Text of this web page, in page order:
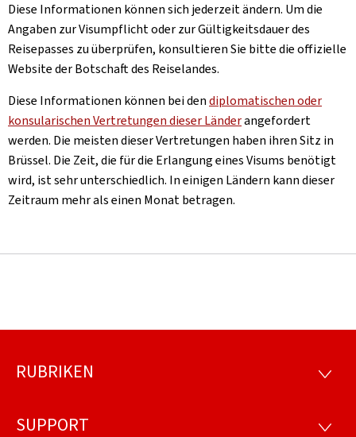
Diese Informationen können sich jederzeit ändern. Um die
Angaben zur Visumpflicht oder zur Gültigkeitsdauer des
Reisepasses zu überprüfen, konsultieren Sie bitte die offizielle
Website der Botschaft des Reiselandes.
Diese Informationen können bei dendiplomatischen oder
konsularischen Vertretungen dieser Länderangefordert
werden. Die meisten dieser Vertretungen haben ihren Sitz in
Brüssel. Die Zeit, die für die Erlangung eines Visums benötigt
wird, ist sehr unterschiedlich. In einigen Ländern kann dieser
Zeitraum mehr als einen Monat betragen.
Footer
RUBRIKEN
SUPPORT